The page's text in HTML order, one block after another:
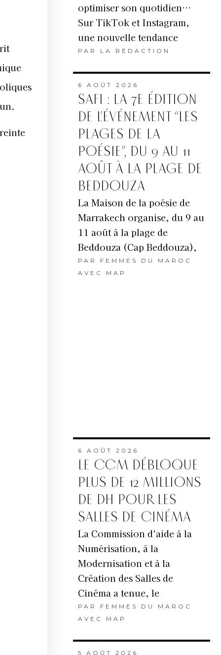
optimiser son quotidien…
Sur TikTok et Instagram,
une nouvelle tendance
PAR LA RÉDACTION
6 AOÛT 2026
SAFI : LA 7E ÉDITION
DE L’ÉVÉNEMENT “LES
PLAGES DE LA
POÉSIE”, DU 9 AU 11
AOÛT À LA PLAGE DE
BEDDOUZA
La Maison de la poésie de
Marrakech organise, du 9 au
11 août à la plage de
Beddouza (Cap Beddouza),
PAR FEMMES DU MAROC
AVEC MAP
6 AOÛT 2026
LE CCM DÉBLOQUE
PLUS DE 12 MILLIONS
DE DH POUR LES
SALLES DE CINÉMA
La Commission d'aide à la
Numérisation, à la
Modernisation et à la
Création des Salles de
Cinéma a tenue, le
PAR FEMMES DU MAROC
AVEC MAP
5 AOÛT 2026